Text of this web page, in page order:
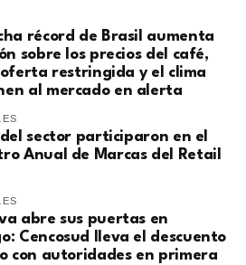
récord de Brasil aumenta
sobre los precios del café,
restringida y el clima
al mercado en alerta
del sector participaron en el
Anual de Marcas del Retail
abre sus puertas en
Cencosud lleva el descuento
con autoridades en primera